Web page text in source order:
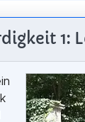
1: